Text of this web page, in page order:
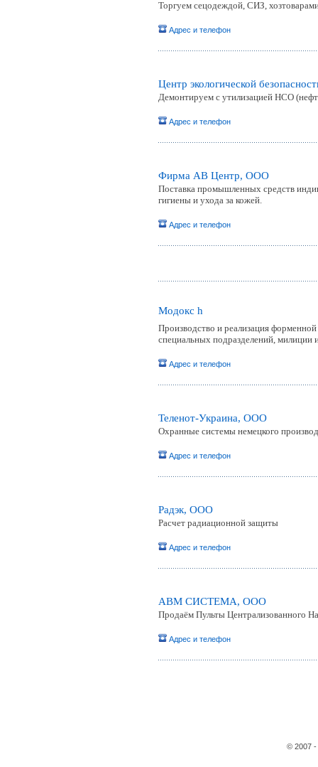
Торгуем сецодеждой, СИЗ,
Адрес и телефон
Центр экологической
Демонтируем с утилизацией НСО
Адрес и телефон
Фирма АВ Центр, ООО
Поставка промышленных средств
гигиены и ухода за кожей.
Адрес и телефон
Модокс h
Производство и реализация
специальных подразделений, милиции
Адрес и телефон
Теленот-Украина, ООО
Охранные системы немецкого
Адрес и телефон
Радэк, ООО
Расчет радиационной защиты
Адрес и телефон
АВМ СИСТЕМА, ООО
Продаём Пульты Централизованного
Адрес и телефон
© 2007